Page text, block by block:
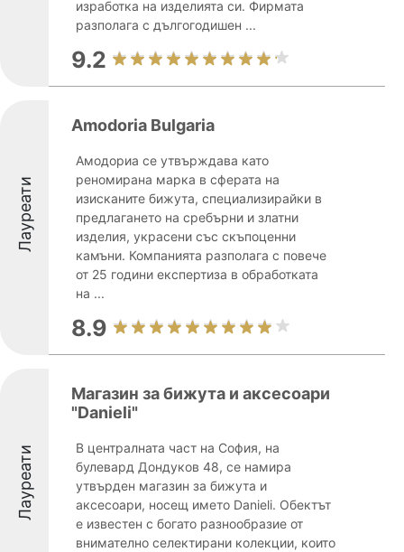
изработка на изделията си. Фирмата
разполага с дългогодишен ...
9.2
Лауреати
Amodoria Bulgaria
Амодориа се утвърждава като
реномирана марка в сферата на
изисканите бижута, специализирайки в
предлагането на сребърни и златни
изделия, украсени със скъпоценни
камъни. Компанията разполага с повече
от 25 години експертиза в обработката
на ...
8.9
Лауреати
Магазин за бижута и аксесоари
"Danieli"
В централната част на София, на
булевард Дондуков 48, се намира
утвърден магазин за бижута и
аксесоари, носещ името Danieli. Обектът
е известен с богато разнообразие от
внимателно селектирани колекции, които